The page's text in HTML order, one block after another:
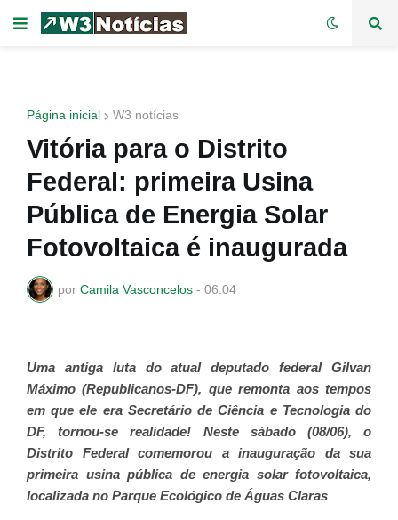
Página inicial W3 notícias
Vitória para o Distrito
Federal: primeira Usina
Pública de Energia Solar
Fotovoltaica é inaugurada
por Camila Vasconcelos - 06:04
Uma antiga luta do atual deputado federal Gilvan
Máximo (Republicanos-DF), que remonta aos tempos
em que ele era Secretário de Ciência e Tecnologia do
DF, tornou-se realidade! Neste sábado (08/06), o
Distrito Federal comemorou a inauguração da sua
primeira usina pública de energia solar fotovoltaica,
localizada no Parque Ecológico de Águas Claras